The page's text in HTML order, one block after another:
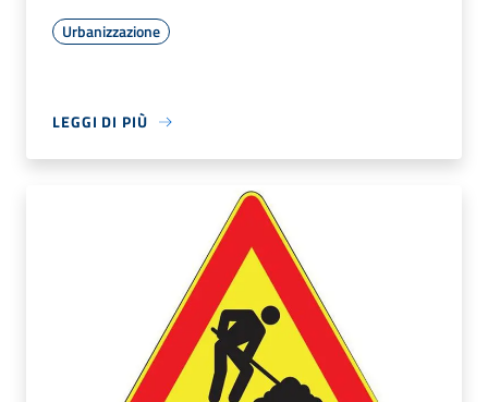
Urbanizzazione
LEGGI DI PIÙ